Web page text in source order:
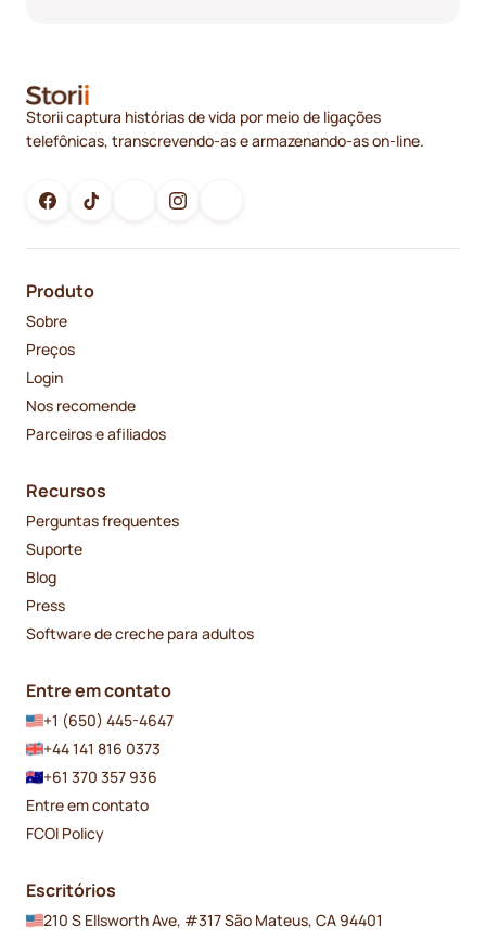
Storii captura histórias de vida por meio de ligações
telefônicas, transcrevendo-as e armazenando-as on-line.
Produto
Sobre
Preços
Login
Nos recomende
Parceiros e afiliados
Recursos
Perguntas frequentes
Suporte
Blog
Press
Software de creche para adultos
Entre em contato
+1 (650) 445-4647
+44 141 816 0373
+61 370 357 936
Entre em contato
FCOI Policy
Escritórios
210 S Ellsworth Ave, #317 São Mateus, CA 94401